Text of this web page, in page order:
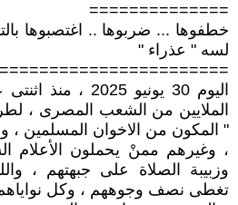
==============
خطفوها ... ضربوها .. اغتصبوها
لسه " عذراء "
اليوم 30 يونيو
الملايين من الشعب المصرى ،
" المكون من الاخوان المسلمين ،
، وغيرهم ممنْ يحملون الأعلام
وزبيبة الصلاة على جبهتهم ،
تغطى نصف وجوههم ، وكل